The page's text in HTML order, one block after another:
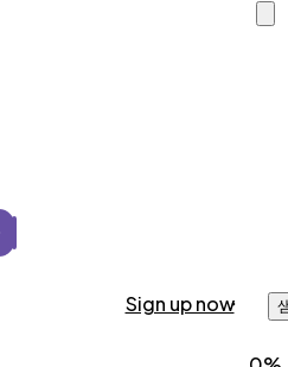
Sign up now